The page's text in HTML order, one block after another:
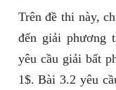
Trên đề thi này,
đến giải phương
yêu cầu giải bất
1$. Bài 3.2 yêu